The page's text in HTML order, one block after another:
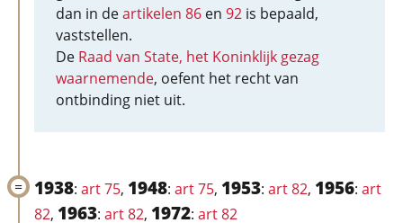
dan in deartikelen 86 en 92 is bepaald,
vaststellen.
De Raad van State, het Koninklijk gezag
waarnemende, oefent het recht van
ontbinding niet uit.
1938: art 75, 1948: art 75, 1953: art 82, 1956: art
82, 1963: art 82, 1972: art 82